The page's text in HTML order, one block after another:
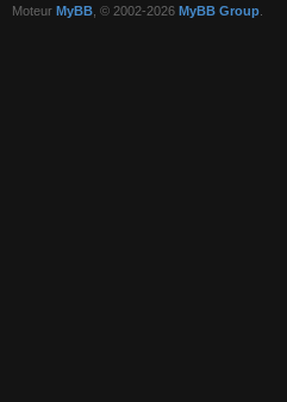
Moteur MyBB , © 2002-2026 MyBB Group